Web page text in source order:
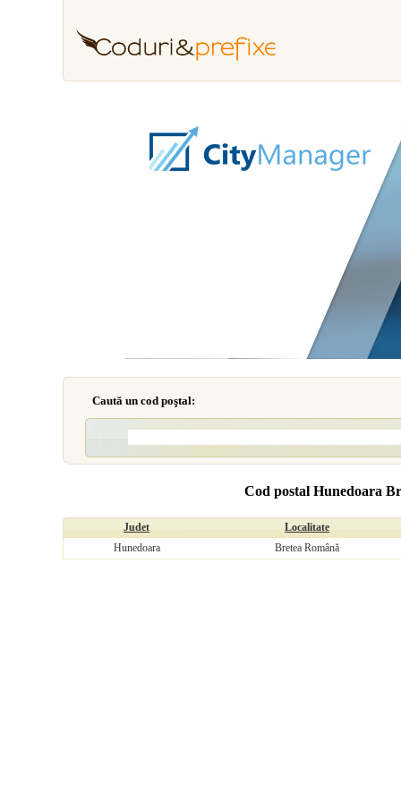
Caută un cod poştal:
Cod postal Hunedoara
Judet
Localitate
Hunedoara
Bretea Română